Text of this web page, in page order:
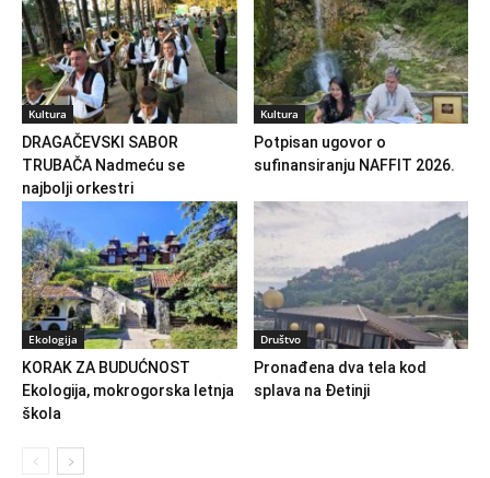
Kultura
DRAGAČEVSKI SABOR
TRUBAČA Nadmeću se
najbolji orkestri
Kultura
Potpisan ugovor o
sufinansiranju NAFFIT 2026.
Ekologija
KORAK ZA BUDUĆNOST
Ekologija, mokrogorska letnja
škola
Društvo
Pronađena dva tela kod
splava na Đetinji